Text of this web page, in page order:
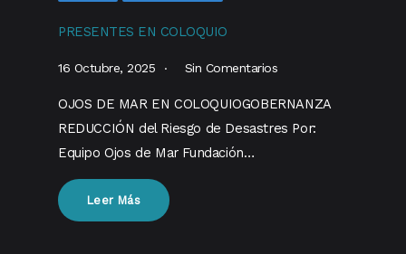
PRESENTES EN COLOQUIO
16 Octubre, 2025 Sin Comentarios
OJOS DE MAR EN COLOQUIOGOBERNANZA
REDUCCIÓN del Riesgo de Desastres Por:
Equipo Ojos de Mar Fundación…
Leer Más